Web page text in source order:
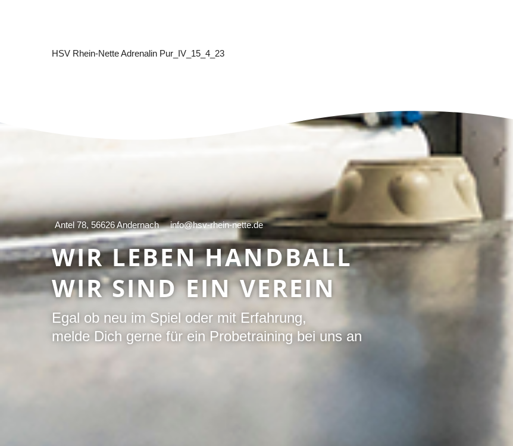
HSV Rhein-Nette Adrenalin Pur_IV_15_4_23
Antel 78, 56626 Andernach info@hsv-rhein-nette.de
WIR LEBEN HANDBALL
WIR SIND EIN VEREIN
Egal ob neu im Spiel oder mit Erfahrung,
melde Dich gerne für ein Probetraining bei uns an